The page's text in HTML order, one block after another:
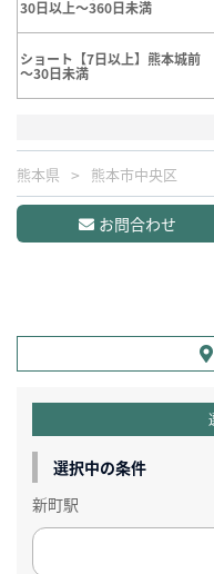
30日以上～360日未満
ショート【7日以上】熊本城前
～30日未満
熊本県 熊本市中央区
お問合わせ
選択中の条件
新町駅